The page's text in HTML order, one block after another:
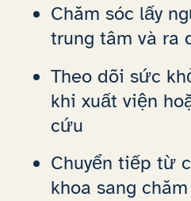
Chăm sóc lấy
trung tâm và ra
Theo dõi sức
khi xuất viện
cứu
Chuyển tiếp từ
khoa sang